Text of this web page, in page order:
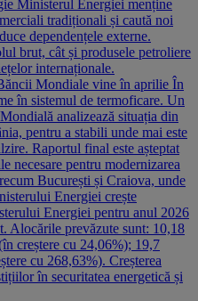
Ministerul Energiei menține
tradiționali și caută noi
dependențele externe.
brut, cât și produsele petroliere
internaționale.
Mondiale vine în aprilie În
în sistemul de termoficare. Un
analizează situația din
pentru a stabili unde mai este
Raportul final este așteptat
necesare pentru modernizarea
București și Craiova, unde
Energiei crește
Energiei pentru anul 2026
Alocările prevăzute sunt: 10,18
creștere cu 24,06%); 19,7
cu 268,63%). Creșterea
în securitatea energetică și